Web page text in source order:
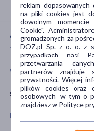
CECHY PRODUKTU
WIEK
dla dorosłych
POSTAĆ
reklam
na pliki cookies jest
dowolnym
Cookie".
gromadzonych za
DOZ.pl Sp. z o. o. z
przypadkach nasi
przetwarzania
partnerów
prywatności. Więcej
plików cookies oraz
osobowych, w tym o
znajdziesz w Polityce